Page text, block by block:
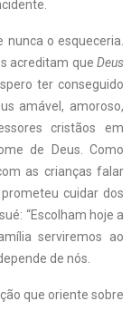
o esqueceria.
acreditam que Deus
ter conseguido
amável, amoroso,
cristãos em
de Deus. Como
as crianças falar
cuidar dos
“Escolham hoje a
serviremos ao
de nós.
que oriente sobre